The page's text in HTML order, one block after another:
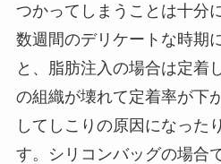
つかってしまうことは十分
数週間のデリケートな時期
と、脂肪注入の場合は定着
の組織が壊れて定着率が下
してしこりの原因になった
す。シリコンバッグの場合